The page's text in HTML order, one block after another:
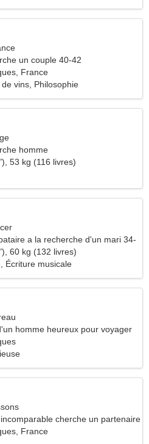
un couple 40-42
France
vins, Philosophie
homme
53 kg (116 livres)
a la recherche d'un mari 34-
60 kg (132 livres)
Écriture musicale
homme heureux pour voyager
cherche un partenaire
France